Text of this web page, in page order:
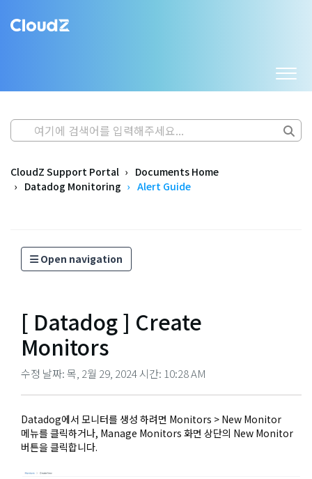
CloudZ Support Portal
Documents Home
Datadog Monitoring
Alert Guide
Open navigation
[ Datadog ] Create
Monitors
수정 날짜: 목, 2월 29, 2024 시간: 10:28 AM
Datadog에서 모니터를 생성 하려면 Monitors > New Monitor
메뉴를 클릭하거나, Manage Monitors 화면 상단의 New Monitor
버튼을 클릭합니다.